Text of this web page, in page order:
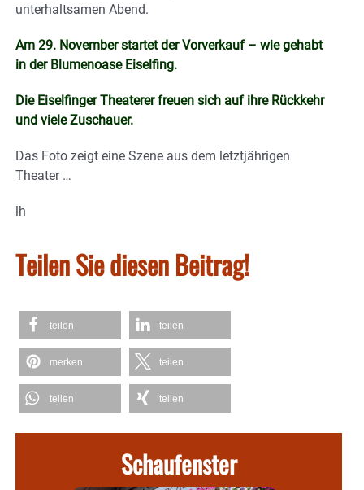
unterhaltsamen Abend.
Am 29. November startet der Vorverkauf – wie gehabt
in der Blumenoase Eiselfing.
Die Eiselfinger Theaterer freuen sich auf ihre Rückkehr
und viele Zuschauer.
Das Foto zeigt eine Szene aus dem letztjährigen
Theater …
lh
Teilen Sie diesen Beitrag!
teilen teilen
merken teilen
teilen teilen
Schaufenster